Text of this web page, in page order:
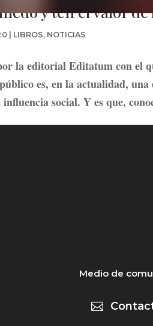
y ten el valor
| LIBROS, NOTICIAS
la editorial Editatum con el
es, en la actualidad, una
social. Y es que,
Medio de
